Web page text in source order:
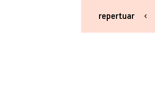
repertuar